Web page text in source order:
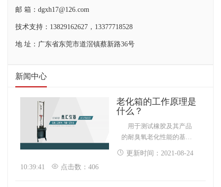
邮 箱：dgxh17@126.com
技术支持：13829162627，13377718528
地 址：广东省东莞市道滘镇蔡新路36号
新闻中心
老化箱的工作原理是
什么？
用于测试橡胶及其产品
的耐臭氧老化性能的基本
原理臭氧在大气中含量
少，但它是橡胶裂纹的主
更新时间：2021-08-24
10:39:41
点击数：406